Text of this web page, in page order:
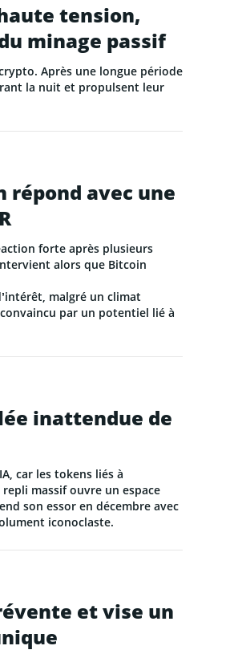
tension,
minage passif
Après une longue période
la nuit et propulsent leur
répond avec une
forte après plusieurs
alors que Bitcoin
malgré un climat
par un potentiel lié à
inattendue de
car les tokens liés à
massif ouvre un espace
son essor en décembre avec
iconoclaste.
et vise un